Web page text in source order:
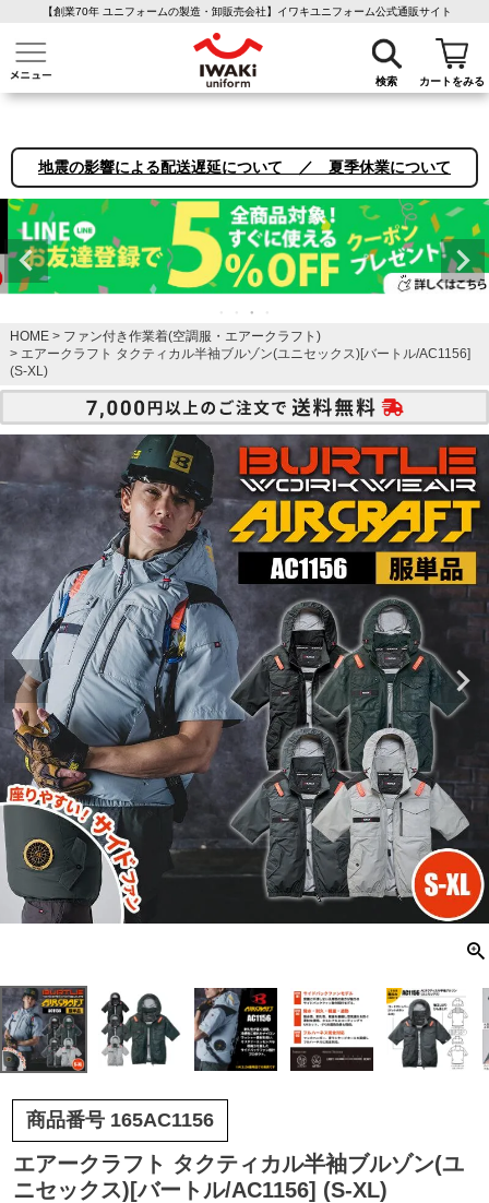
【創業70年 ユニフォームの製造・卸販売会社】イワキユニフォーム公式通販サイト
検索 カートをみる
介護ユニフォーム 作業着・作業服 ファン付き作業着 医療白衣
地震の影響による配送遅延について ／ 夏季休業について
HOME
ファン付き作業着(空調服・エアークラフト)
エアークラフト タクティカル半袖ブルゾン(ユニセックス)[バートル/AC1156]
(S-XL)
商品番号 165AC1156
エアークラフト タクティカル半袖ブルゾン(ユ
ニセックス)[バートル/AC1156] (S-XL)